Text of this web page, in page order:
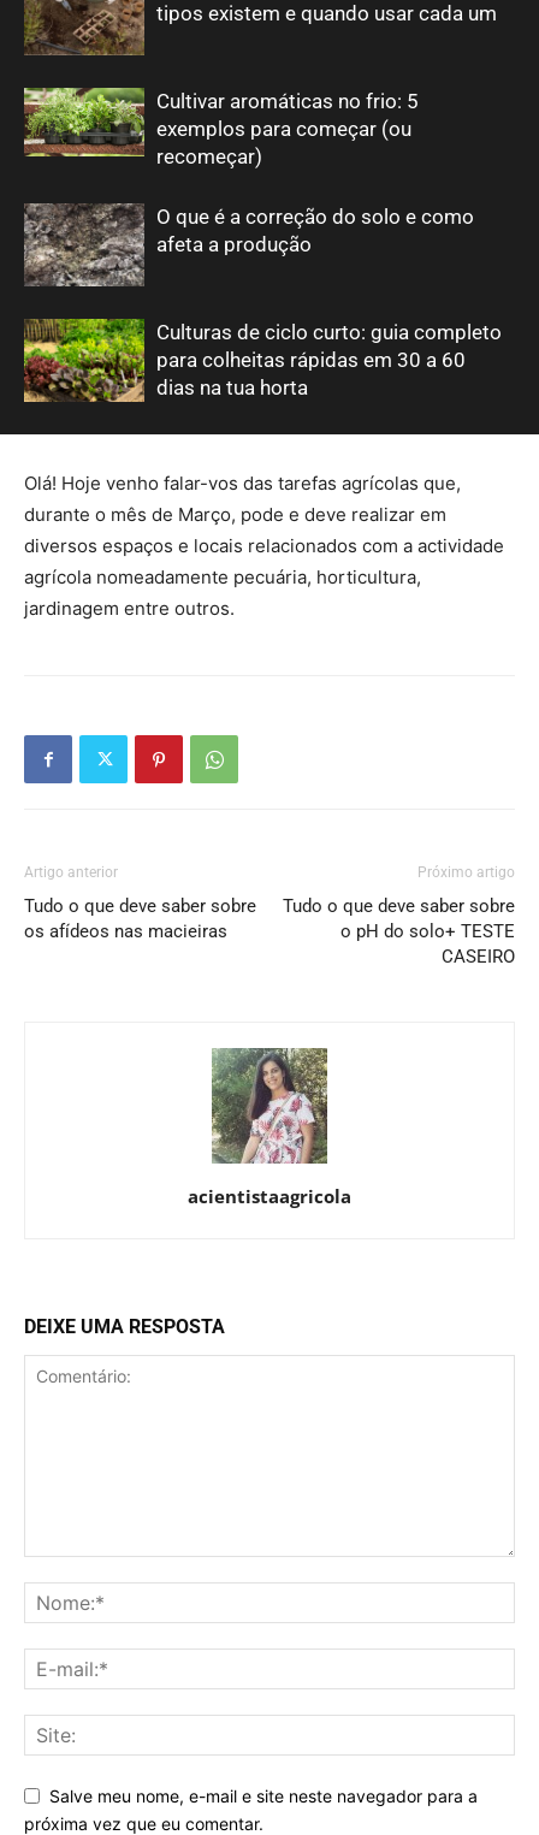
tipos existem e quando usar cada um
Cultivar aromáticas no frio: 5
exemplos para começar (ou
recomeçar)
O que é a correção do solo e como
afeta a produção
Culturas de ciclo curto: guia completo
para colheitas rápidas em 30 a 60
dias na tua horta
Olá! Hoje venho falar-vos das tarefas agrícolas que,
durante o mês de Março, pode e deve realizar em
diversos espaços e locais relacionados com a actividade
agrícola nomeadamente pecuária, horticultura,
jardinagem entre outros.
Artigo anterior
Tudo o que deve saber sobre
os afídeos nas macieiras
Próximo artigo
Tudo o que deve saber sobre
o pH do solo+ TESTE
CASEIRO
acientistaagricola
DEIXE UMA RESPOSTA
Salve meu nome, e-mail e site neste navegador para a
próxima vez que eu comentar.